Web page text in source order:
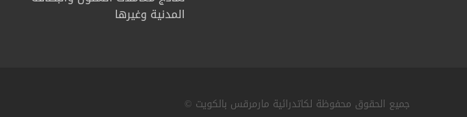
المدنية وغيرها
جميع الحقوق محفوظة لكاتدرائية مارمرقس بالكويت ©